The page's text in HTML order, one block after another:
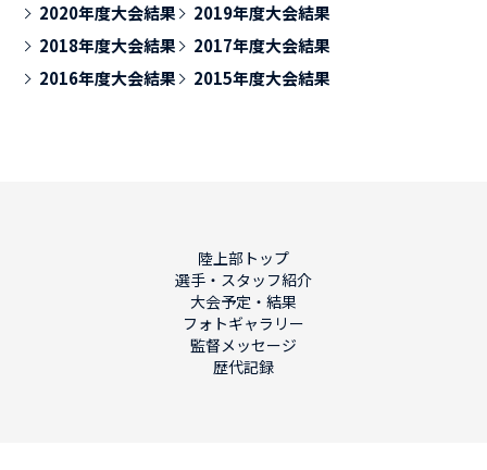
2020年度大会結果
2019年度大会結果
2018年度大会結果
2017年度大会結果
2016年度大会結果
2015年度大会結果
陸上部トップ
選手・スタッフ紹介
大会予定・結果
フォトギャラリー
監督メッセージ
歴代記録